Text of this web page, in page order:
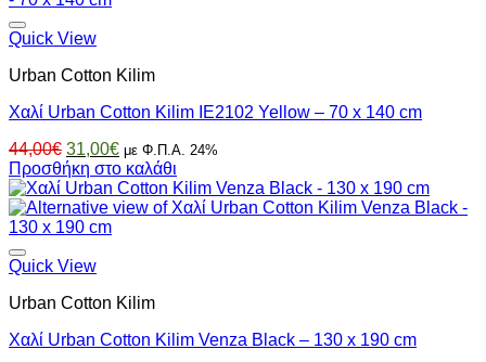
Quick View
Urban Cotton Kilim
Χαλί Urban Cotton Kilim IE2102 Yellow – 70 x 140 cm
44,00€ Original
price
was:
44,00€.
31,00€Η
τρέχουσα
τιμή
είναι:
με Φ.Π.Α. 24%
Προσθήκη στο καλάθι
Quick View
Urban Cotton Kilim
Χαλί Urban Cotton Kilim Venza Black – 130 x 190 cm